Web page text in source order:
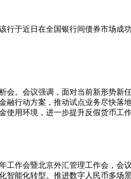
于近日在全国银行间债券市场成
会。会议强调，面对当前新形势
融行动方案，推动试点业务尽快
用环境，进一步提升反假货币工
工作会暨北京外汇管理工作会，
能化转型。推进数字人民币多场景